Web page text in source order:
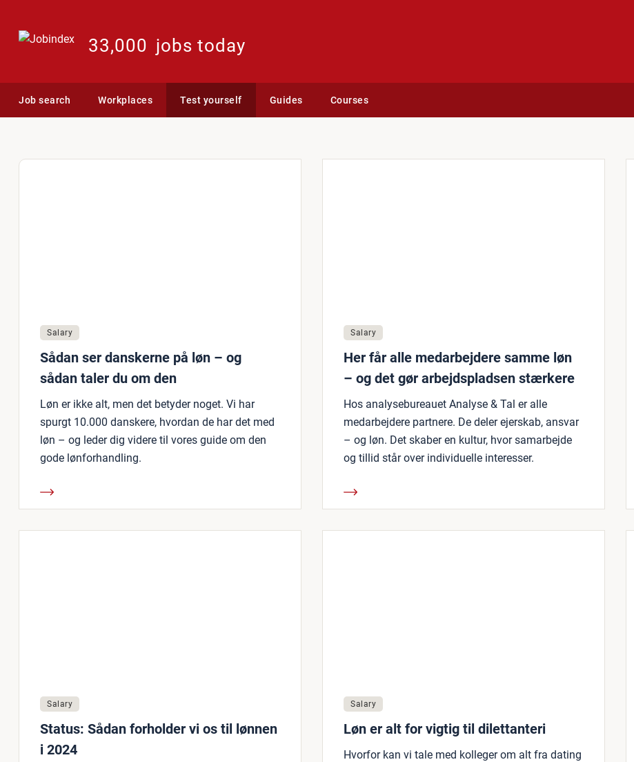
33,000 jobs today
Job search Workplaces Test yourself Guides Courses
Salary
Sådan ser danskerne på løn – og
sådan taler du om den
Løn er ikke alt, men det betyder noget. Vi har
spurgt 10.000 danskere, hvordan de har det med
løn – og leder dig videre til vores guide om den
gode lønforhandling.
Salary
Her får alle medarbejdere samme løn
– og det gør arbejdspladsen stærkere
Hos analysebureauet Analyse & Tal er alle
medarbejdere partnere. De deler ejerskab, ansvar
– og løn. Det skaber en kultur, hvor samarbejde
og tillid står over individuelle interesser.
Salary
Status: Sådan forholder vi os til lønnen
i 2024
Salary
Løn er alt for vigtig til dilettanteri
Hvorfor kan vi tale med kolleger om alt fra dating